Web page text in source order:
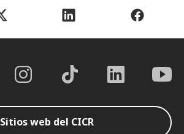
Sitios web del CICR